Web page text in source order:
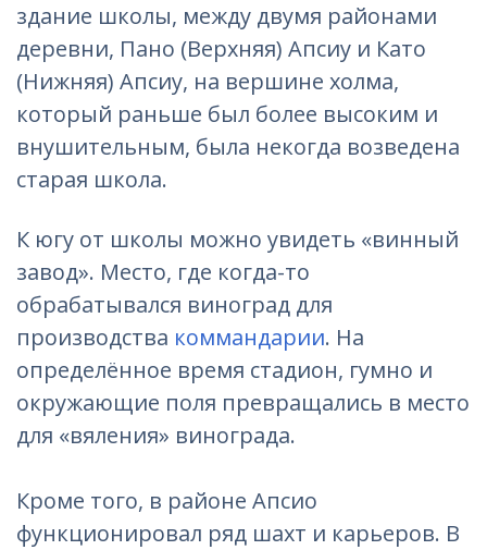
здание школы, между двумя районами
деревни, Пано (Верхняя) Апсиу и Като
(Нижняя) Апсиу, на вершине холма,
который раньше был более высоким и
внушительным, была некогда возведена
старая школа.
К югу от школы можно увидеть «винный
завод». Место, где когда-то
обрабатывался виноград для
производства коммандарии. На
определённое время стадион, гумно и
окружающие поля превращались в место
для «вяления» винограда.
Кроме того, в районе Апсио
функционировал ряд шахт и карьеров. В